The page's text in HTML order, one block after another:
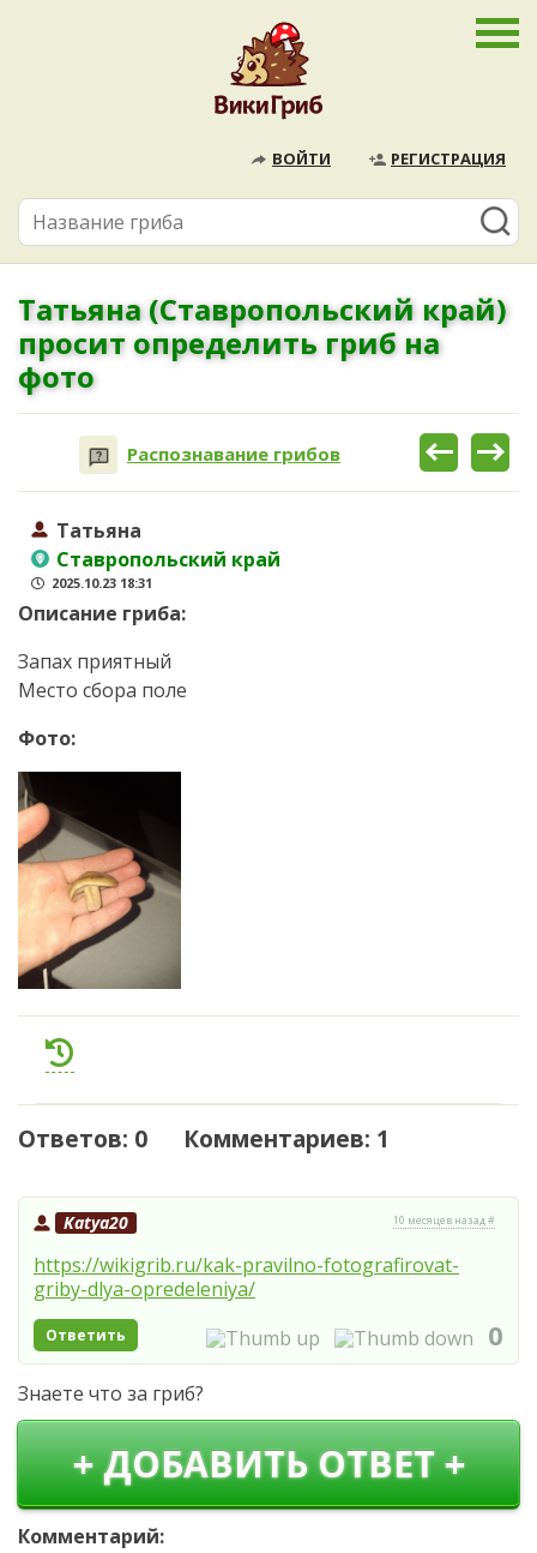
ВОЙТИ РЕГИСТРАЦИЯ
Татьяна (Ставропольский край)
просит определить гриб на
фото
Распознавание грибов
Татьяна
Ставропольский край
2025.10.23 18:31
Описание гриба:
Запах приятный
Место сбора поле
Фото:
Ответов: 0 Комментариев: 1
Katya20 10 месяцев назад #
https://wikigrib.ru/kak-pravilno-fotografirovat-
griby-dlya-opredeleniya/
Ответить 0
Знаете что за гриб?
+ ДОБАВИТЬ ОТВЕТ +
Комментарий: